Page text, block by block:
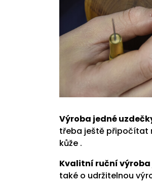
Výroba jedné
třeba ještě připočítat
kůže .
Kvalitní ruční
také o udržitelnou